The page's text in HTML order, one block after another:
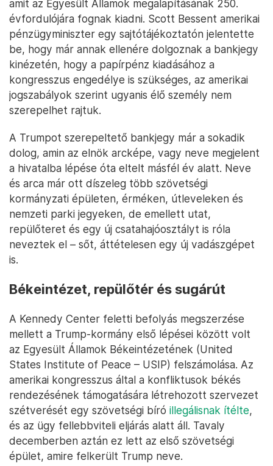
amit az Egyesült Államok megalapításának 250.
évfordulójára fognak kiadni. Scott Bessent amerikai
pénzügyminiszter egy sajtótájékoztatón jelentette
be, hogy már annak ellenére dolgoznak a bankjegy
kinézetén, hogy a papírpénz kiadásához a
kongresszus engedélye is szükséges, az amerikai
jogszabályok szerint ugyanis élő személy nem
szerepelhet rajtuk.
A Trumpot szerepeltető bankjegy már a sokadik
dolog, amin az elnök arcképe, vagy neve megjelent
a hivatalba lépése óta eltelt másfél év alatt. Neve
és arca már ott díszeleg több szövetségi
kormányzati épületen, érméken, útleveleken és
nemzeti parki jegyeken, de emellett utat,
repülőteret és egy új csatahajóosztályt is róla
neveztek el – sőt, áttételesen egy új vadászgépet
is.
Békeintézet, repülőtér és sugárút
A Kennedy Center feletti befolyás megszerzése
mellett a Trump-kormány első lépései között volt
az Egyesült Államok Békeintézetének (United
States Institute of Peace – USIP) felszámolása. Az
amerikai kongresszus által a konfliktusok békés
rendezésének támogatására létrehozott szervezet
szétverését egy szövetségi bíró illegálisnak ítélte,
és az ügy fellebbviteli eljárás alatt áll. Tavaly
decemberben aztán ez lett az első szövetségi
épület, amire felkerült Trump neve.